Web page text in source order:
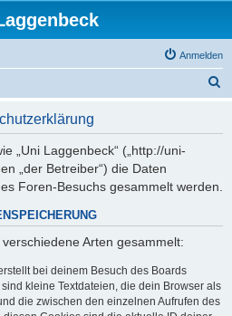
Anmelden
„Uni Laggenbeck“ („http://uni-
„der Betreiber“) die Daten
Foren-Besuchs gesammelt werden.
Arten gesammelt:
bei deinem Besuch des Boards
kleine Textdateien, die dein Browser als
die zwischen den einzelnen Aufrufen des